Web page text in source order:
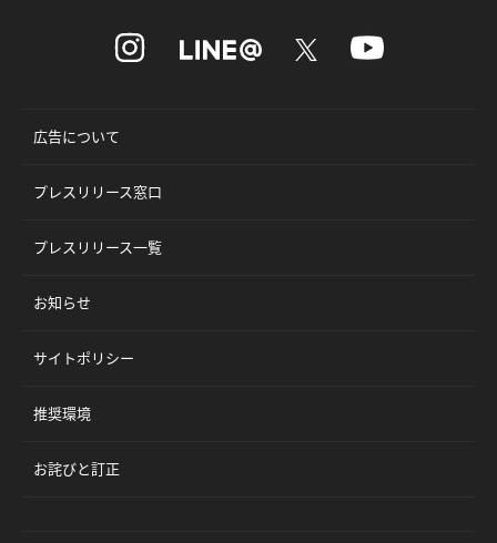
広告について
プレスリリース窓口
プレスリリース一覧
お知らせ
サイトポリシー
推奨環境
お詫びと訂正